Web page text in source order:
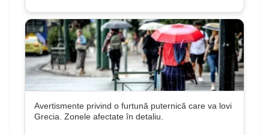
Avertismente privind o furtună puternică care va lovi
Grecia. Zonele afectate în detaliu.